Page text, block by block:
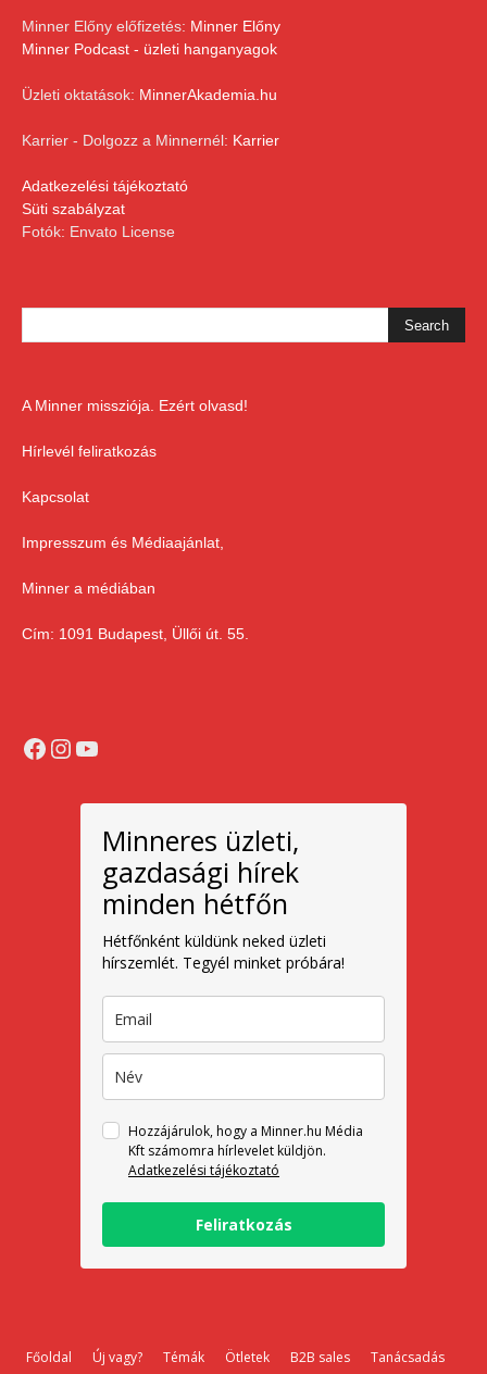
Minner Előny előfizetés: Minner Előny
Minner Podcast - üzleti hanganyagok
Üzleti oktatások: MinnerAkademia.hu
Karrier - Dolgozz a Minnernél: Karrier
Adatkezelési tájékoztató
Süti szabályzat
Fotók: Envato License
A Minner missziója. Ezért olvasd!
Hírlevél feliratkozás
Kapcsolat
Impresszum és Médiaajánlat,
Minner a médiában
Cím: 1091 Budapest, Üllői út. 55.
Facebook
Instagram
YouTube
Minneres üzleti,
gazdasági hírek
minden hétfőn
Hétfőnként küldünk neked üzleti
hírszemlét. Tegyél minket próbára!
Hozzájárulok, hogy a Minner.hu Média
Kft számomra hírlevelet küldjön.
Adatkezelési tájékoztató
Feliratkozás
Főoldal Új vagy? Témák Ötletek B2B sales
Tanácsadás